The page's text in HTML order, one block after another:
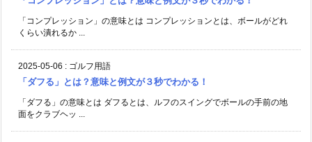
「コンプレッション」の意味とは コンプレッションとは、ボールがどれ
くらい潰れるか ...
2025-05-06 : ゴルフ用語
「ダフる」とは？意味と例文が３秒でわかる！
「ダフる」の意味とは ダフるとは、ルフのスイングでボールの手前の地
面をクラブヘッ ...